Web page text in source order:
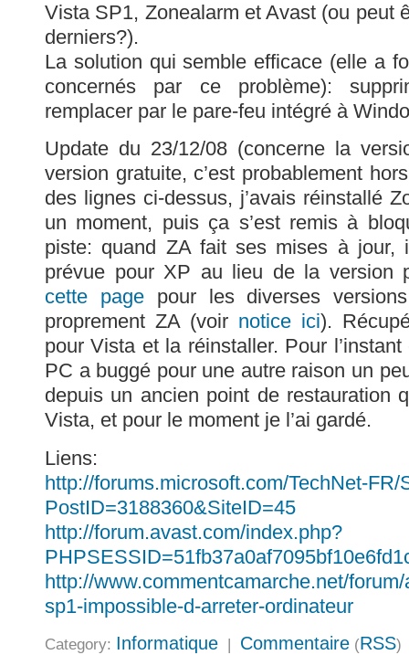
Vista SP1, Zonealarm et Avast (ou peut
derniers?).
La solution qui semble efficace (elle a
concernés par ce problème):
remplacer par le pare-feu intégré à
Update du 23/12/08 (concerne la
version gratuite, c’est probablement
des lignes ci-dessus, j’avais réinstallé
un moment, puis ça s’est remis à
piste: quand ZA fait ses mises à jour,
prévue pour XP au lieu de la version
cette pagepour les diverses
proprement ZA (voir notice ici).
pour Vista et la réinstaller. Pour
PC a buggé pour une autre raison un
depuis un ancien point de restauration
Vista, et pour le moment je l’ai gardé.
Liens:
http://forums.microsoft.com/TechNet-
PostID=3188360&SiteID=45
http://forum.avast.com/index.php?
http://www.commentcamarche.net/
sp1-impossible-d-arreter-ordinateur
Category: Informatique | Commentaire (RSS